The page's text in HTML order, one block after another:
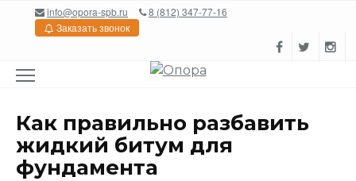
Перейтиinfo@opora-spb.ru
8 (812) 347-77-16
Заказать звонок
Как правильно разбавить
жидкий битум для
фундамента